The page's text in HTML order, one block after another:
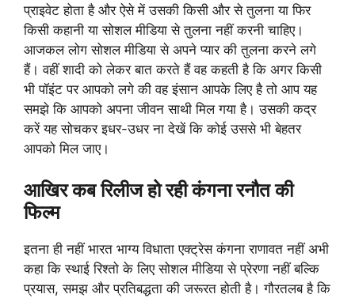
प्राइवेट होता है और ऐसे में उसकी किसी और से तुलना या फिर
किसी कहानी या सोशल मीडिया से तुलना नहीं करनी चाहिए।
आजकल लोग सोशल मीडिया से अपने प्यार की तुलना करने लगे
हैं। वहीं शादी को लेकर बात करते हैं वह कहती है कि अगर किसी
भी पॉइंट पर आपको लगे की वह इंसान आपके लिए है तो आप यह
समझे कि आपको अपना जीवन साथी मिल गया है। उसकी कद्र
करें यह सोचकर इधर-उधर ना देखें कि कोई उससे भी बेहतर
आपको मिल जाए।
आखिर कब रिलीज हो रही कंगना रनौत की
फिल्म
इतना ही नहीं भारत भाग्य विधाता एक्ट्रेस कंगना राणावत नहीं अभी
कहा कि स्थाई रिश्तो के लिए सोशल मीडिया से प्रेरणा नहीं बल्कि
प्रयास, समझ और प्रतिबद्धता की जरूरत होती है। गौरतलब है कि